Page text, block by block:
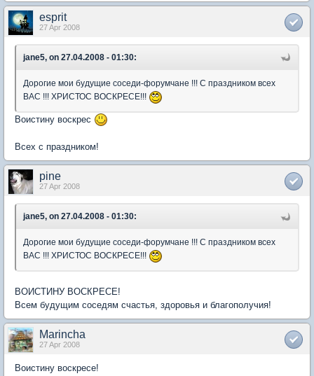
esprit
27 Apr 2008
jane5, on 27.04.2008 - 01:30:
Дорогие мои будущие соседи-форумчане !!! С праздником всех
ВАС !!! ХРИСТОС ВОСКРЕСЕ!!!
Воистину воскрес
Всех с праздником!
pine
27 Apr 2008
jane5, on 27.04.2008 - 01:30:
Дорогие мои будущие соседи-форумчане !!! С праздником всех
ВАС !!! ХРИСТОС ВОСКРЕСЕ!!!
ВОИСТИНУ ВОСКРЕСЕ!
Всем будущим соседям счастья, здоровья и благополучия!
Marincha
27 Apr 2008
Воистину воскресе!